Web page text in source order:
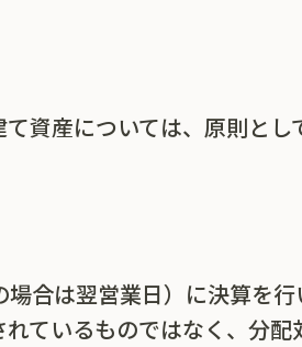
資産については、原則とし
場合は翌営業日）に決算を
ているものではなく、分配